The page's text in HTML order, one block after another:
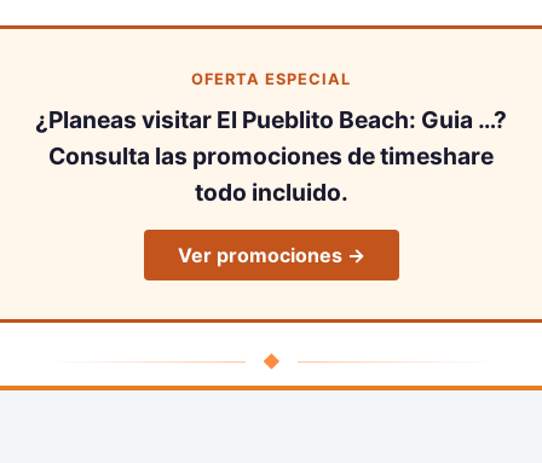
OFERTA ESPECIAL
¿Planeas visitar El Pueblito Beach: Guia …?
Consulta las promociones de timeshare
todo incluido.
Ver promociones →
◆